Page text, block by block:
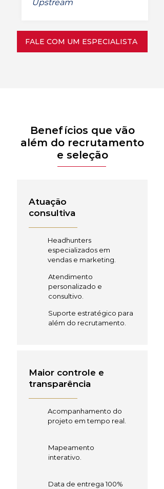
Upstream
FALE COM UM ESPECIALISTA
Benefícios que vão
além do recrutamento
e seleção
Atuação
consultiva
Headhunters
especializados em
vendas e marketing.
Atendimento
personalizado e
consultivo.
Suporte estratégico para
além do recrutamento.
Maior controle e
transparência
Acompanhamento do
projeto em tempo real.
Mapeamento
interativo.
Data de entrega 100%